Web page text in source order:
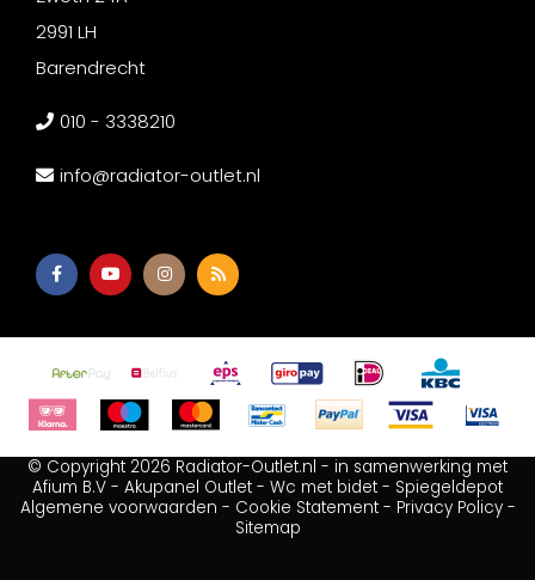
2991 LH
Barendrecht
010 - 3338210
info@radiator-outlet.nl
© Copyright 2026 Radiator-Outlet.nl - in samenwerking met
Afium B.V - Akupanel Outlet - Wc met bidet - Spiegeldepot
Algemene voorwaarden - Cookie Statement- Privacy Policy-
Sitemap